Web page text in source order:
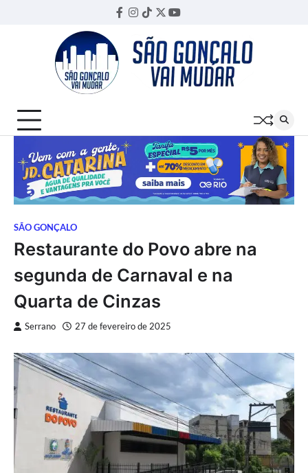
Facebook
Instagram
TikTok
TwitterYouTube
SÃO GONÇALO
Restaurante do Povo abre na
segunda de Carnaval e na
Quarta de Cinzas
Serrano 27 de fevereiro de 2025